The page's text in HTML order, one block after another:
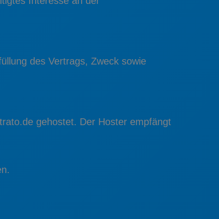
des Vertrags, Zweck sowie
gehostet. Der Hoster empfängt